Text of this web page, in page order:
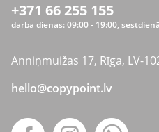
+371 66 255 155
darba dienas: 09:00 - 19:00,
Anniņmuižas 17, Rīga, LV-
hello@copypoint.lv